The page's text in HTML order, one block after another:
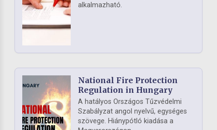
alkalmazható.
National Fire Protection
Regulation in Hungary
A hatályos Országos Tűzvédelmi
Szabályzat angol nyelvű, egységes
szövege. Hiánypótló kiadása a